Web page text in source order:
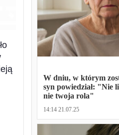
W dniu, w którym
syn powiedział: "Nie
nie twoja rola"
14:14 21.07.25